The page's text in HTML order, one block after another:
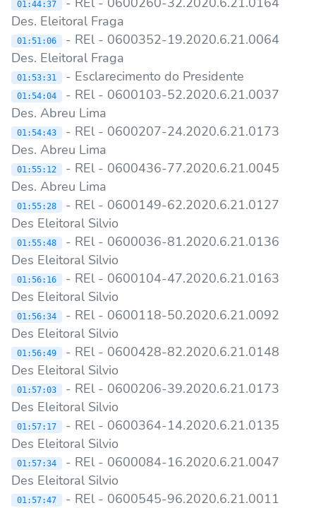
01:44:37
Des. Eleitoral Fraga
01:51:06
- REl - 0600352-19.2020.6.21.0064
Des. Eleitoral Fraga
01:53:31 - Esclarecimento do Presidente
01:54:04
- REl - 0600103-52.2020.6.21.0037
Des. Abreu Lima
01:54:43
- REl - 0600207-24.2020.6.21.0173
Des. Abreu Lima
01:55:12
- REl - 0600436-77.2020.6.21.0045
Des. Abreu Lima
01:55:28
- REl - 0600149-62.2020.6.21.0127
Des Eleitoral Silvio
01:55:48
- REl - 0600036-81.2020.6.21.0136
Des Eleitoral Silvio
01:56:16
- REl - 0600104-47.2020.6.21.0163
Des Eleitoral Silvio
01:56:34
- REl - 0600118-50.2020.6.21.0092
Des Eleitoral Silvio
01:56:49
- REl - 0600428-82.2020.6.21.0148
Des Eleitoral Silvio
01:57:03
- REl - 0600206-39.2020.6.21.0173
Des Eleitoral Silvio
01:57:17
- REl - 0600364-14.2020.6.21.0135
Des Eleitoral Silvio
01:57:34
- REl - 0600084-16.2020.6.21.0047
Des Eleitoral Silvio
01:57:47 - REl - 0600545-96.2020.6.21.0011